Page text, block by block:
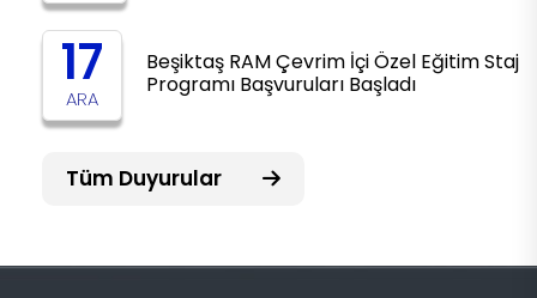
17
ARA
Beşiktaş RAM Çevrim İçi Özel Eğitim Staj
Programı Başvuruları Başladı
Tüm Duyurular